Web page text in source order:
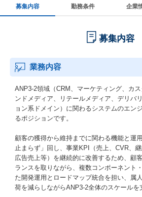
募集内容 勤務条件 企業
募集内容
業務内容
ANP3-2領域（CRM、マーケティング、カ
ンドメディア、リテールメディア、デリバ
ョン系ドメイン）に関わるシステムのエン
るポジションです。
顧客の獲得から維持までに関わる機能と運
止まらず」回し、事業KPI（売上、CVR、継
広告売上等）を継続的に改善するため、顧
ランスを取りながら、複数コンポーネント
た開発運用とロードマップ統合を担い、属
荷を減らしながらANP3-2全体のスケールを